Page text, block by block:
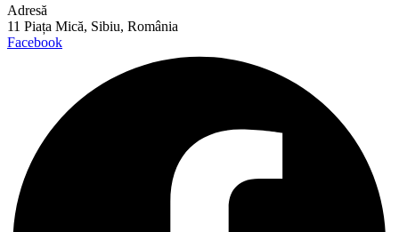
Adresă
11 Piața Mică, Sibiu, România
Facebook